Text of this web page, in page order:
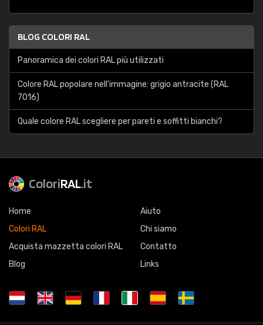
BLOG COLORI RAL
Panoramica dei colori RAL più utilizzati
Colore RAL popolare nell'immagine: grigio antracite (RAL
7016)
Quale colore RAL scegliere per pareti e soffitti bianchi?
ColoriRAL.it
Home
Colori RAL
Acquista mazzetta colori RAL
Blog
Aiuto
Chi siamo
Contatto
Links